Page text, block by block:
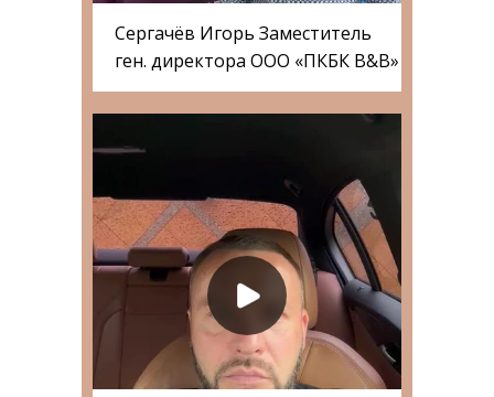
Сергачёв Игорь Заместитель
ген. директора ООО «ПКБК B&B»